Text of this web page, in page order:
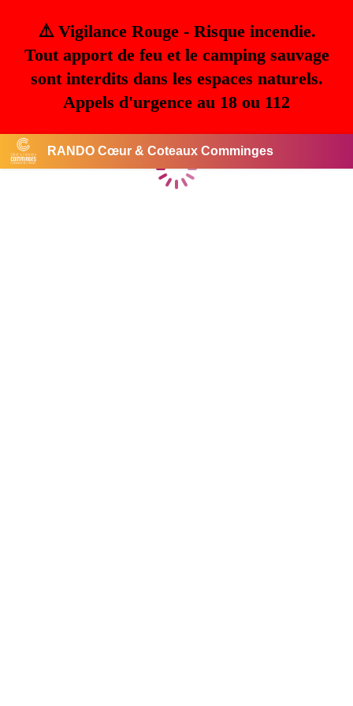
⚠️ Vigilance Rouge - Risque incendie.
Tout apport de feu et le camping sauvage
sont interdits dans les espaces naturels.
Appels d'urgence au 18 ou 112
RANDO Cœur & Coteaux Comminges
Chargement